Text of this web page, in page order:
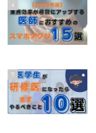
4
5